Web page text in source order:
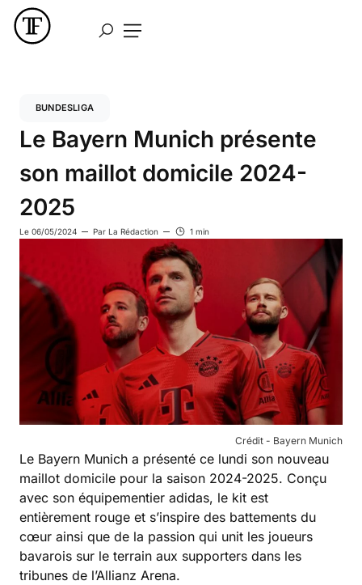
BUNDESLIGA
Le Bayern Munich présente
son maillot domicile 2024-
2025
Le 06/05/2024 Par La Rédaction 1 min
Crédit - Bayern Munich
Le Bayern Munich a présenté ce lundi son nouveau
maillot domicile pour la saison 2024-2025. Conçu
avec son équipementier adidas, le kit est
entièrement rouge et s’inspire des battements du
cœur ainsi que de la passion qui unit les joueurs
bavarois sur le terrain aux supporters dans les
tribunes de l’Allianz Arena.